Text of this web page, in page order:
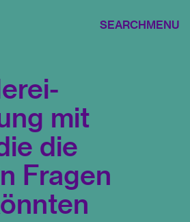
SEARCHMENU
mit
die
Fragen